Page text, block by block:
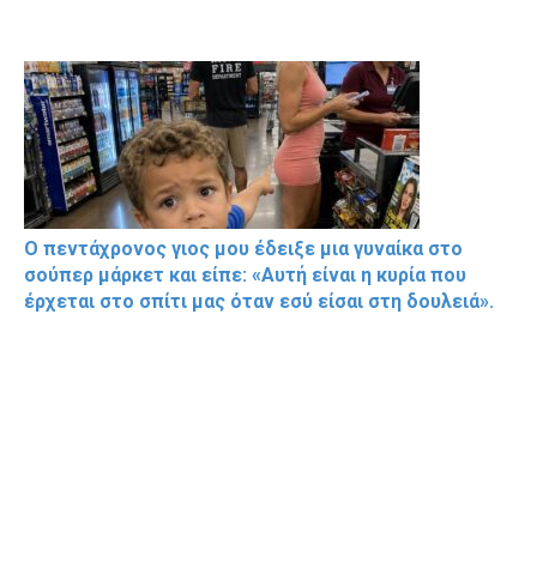
Ο πεντάχρονος γιος μου έδειξε μια γυναίκα στο
σούπερ μάρκετ και είπε: «Αυτή είναι η κυρία που
έρχεται στο σπίτι μας όταν εσύ είσαι στη δουλειά».